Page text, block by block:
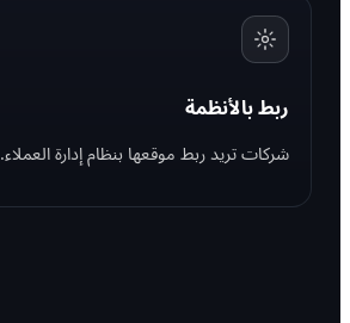
ربط بالأنظمة
شركات تريد ربط موقعها بنظام إدارة العملاء.